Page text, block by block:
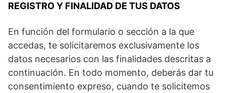
REGISTRO Y FINALIDAD DE TUS DATOS
En función del formulario o sección a la que
accedas, te solicitaremos exclusivamente los
datos necesarios con las finalidades descritas a
continuación. En todo momento, deberás dar tu
consentimiento expreso, cuando te solicitemos